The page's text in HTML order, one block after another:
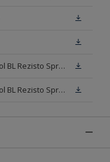
Veiligheidsinformatieblad Rubbol BL Rezisto Spray W05 (MSDS)
Veiligheidsinformatieblad Rubbol BL Rezisto Spray N00 (MSDS)